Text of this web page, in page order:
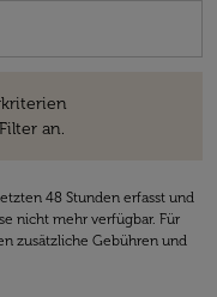
an.
48 Stunden erfasst und
nicht mehr verfügbar. Für
zusätzliche Gebühren und